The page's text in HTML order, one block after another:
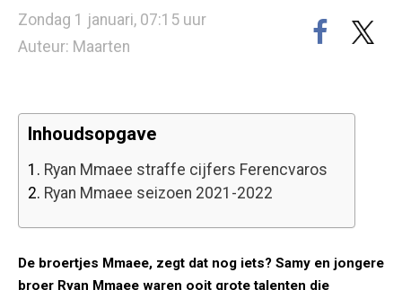
Zondag 1 januari, 07:15 uur
Auteur: Maarten
Inhoudsopgave
1. Ryan Mmaee straffe cijfers Ferencvaros
2. Ryan Mmaee seizoen 2021-2022
De broertjes Mmaee, zegt dat nog iets? Samy en jongere
broer Ryan Mmaee waren ooit grote talenten die